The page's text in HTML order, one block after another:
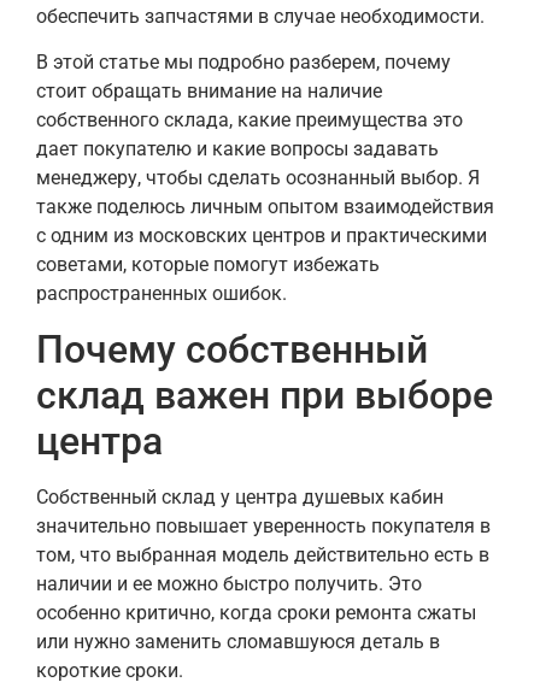
обеспечить запчастями в случае необходимости.
В этой статье мы подробно разберем, почему
стоит обращать внимание на наличие
собственного склада, какие преимущества это
дает покупателю и какие вопросы задавать
менеджеру, чтобы сделать осознанный выбор. Я
также поделюсь личным опытом взаимодействия
с одним из московских центров и практическими
советами, которые помогут избежать
распространенных ошибок.
Почему собственный
склад важен при выборе
центра
Собственный склад у центра душевых кабин
значительно повышает уверенность покупателя в
том, что выбранная модель действительно есть в
наличии и ее можно быстро получить. Это
особенно критично, когда сроки ремонта сжаты
или нужно заменить сломавшуюся деталь в
короткие сроки.